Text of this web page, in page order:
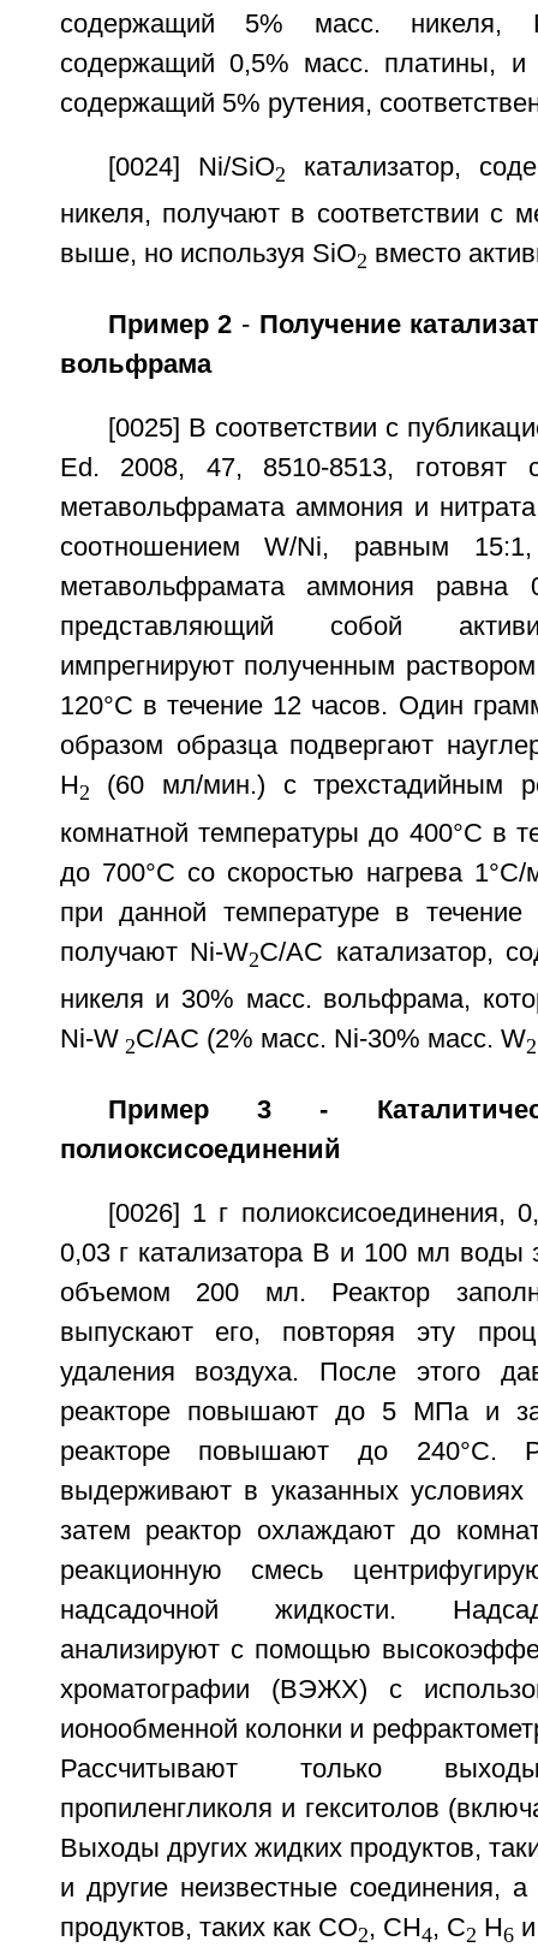
содержащий 5% масс. никеля,
содержащий 0,5% масс. платины, и
содержащий 5% рутения,
[0024] Ni/SiO2 катализатор,
никеля, получают в соответствии с
выше, но используя SiO2 вместо
Пример 2 - Получение
вольфрама
[0025] В соответствии с
Ed. 2008, 47, 8510-8513, готовят
метавольфрамата аммония и
соотношением W/Ni, равным 15:1,
метавольфрамата аммония равна
представляющий собой
импрегнируют полученным
120°С в течение 12 часов. Один
образом образца подвергают
Н2
(60 мл/мин.) с трехстадийным
комнатной температуры до 400°С в
до 700°С со скоростью нагрева
при данной температуре в
получают Ni-W2C/AC катализатор,
никеля и 30% масс. вольфрама,
Ni-W 2C/AC (2% масс. Ni-30% масс. W2
Пример 3 -
полиоксисоединений
[0026] 1 г полиоксисоединения,
0,03 г катализатора В и 100 мл воды
объемом 200 мл. Реактор
выпускают его, повторяя эту
удаления воздуха. После этого
реакторе повышают до 5 МПа и
реакторе повышают до 240°С.
выдерживают в указанных условиях
затем реактор охлаждают до
реакционную смесь
надсадочной жидкости.
анализируют с помощью
хроматографии (ВЭЖХ) с
ионообменной колонки и
Рассчитывают только
пропиленгликоля и гекситолов
Выходы других жидких продуктов,
и другие неизвестные соединения, а
продуктов, таких как СО2, СН4, С2 Н6